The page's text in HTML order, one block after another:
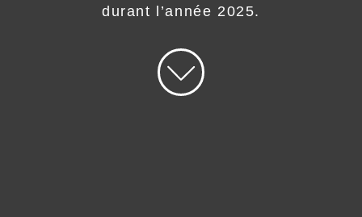
durant l’année 2025.